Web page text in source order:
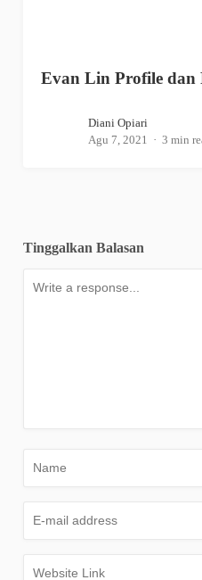
Evan Lin Profile dan
Diani Opiari
Agu 7, 2021
3 min
Tinggalkan Balasan